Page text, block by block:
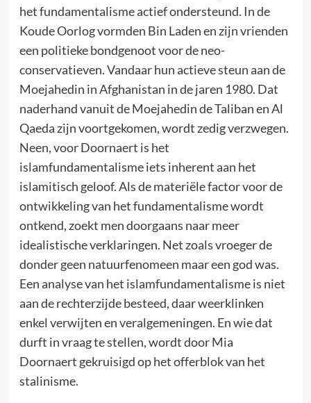
het fundamentalisme actief ondersteund. In de
Koude Oorlog vormden Bin Laden en zijn vrienden
een politieke bondgenoot voor de neo-
conservatieven. Vandaar hun actieve steun aan de
Moejahedin in Afghanistan in de jaren 1980. Dat
naderhand vanuit de Moejahedin de Taliban en Al
Qaeda zijn voortgekomen, wordt zedig verzwegen.
Neen, voor Doornaert is het
islamfundamentalisme iets inherent aan het
islamitisch geloof. Als de materiële factor voor de
ontwikkeling van het fundamentalisme wordt
ontkend, zoekt men doorgaans naar meer
idealistische verklaringen. Net zoals vroeger de
donder geen natuurfenomeen maar een god was.
Een analyse van het islamfundamentalisme is niet
aan de rechterzijde besteed, daar weerklinken
enkel verwijten en veralgemeningen. En wie dat
durft in vraag te stellen, wordt door Mia
Doornaert gekruisigd op het offerblok van het
stalinisme.